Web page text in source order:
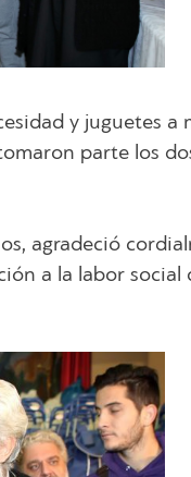
y juguetes a
parte los
agradeció
a la labor social